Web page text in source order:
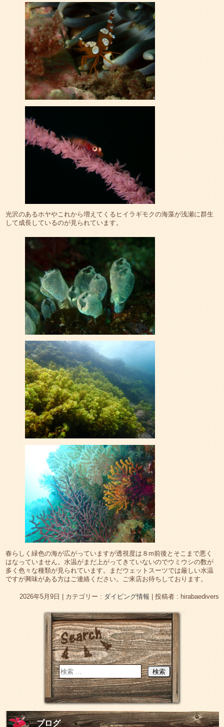
光沢のあるホヤやこれから増えてくるヒイラギモクの海藻が浅瀬に群生
して成長しているのが見られています。
春らしく緑色の海が広がっていますが透視度は８m前後とそこまで悪く
はなっていません。水温がまだ上がってきていないのでウミウシの数が
多く色々な種類が見られています。まだウェットスーツでは厳しい水温
ですが興味がある方はご連絡ください。ご来店お待ちしております。
2026年5月9日 カテゴリー : ダイビング情報 投稿者 : hirabaedivers
ブログ